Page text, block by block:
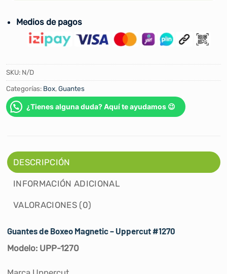
Medios de pagos
SKU: N/D
Categorías: Box,Guantes
¿Tienes alguna duda? Aquí te ayudamos 😉
DESCRIPCIÓN
INFORMACIÓN ADICIONAL
VALORACIONES (0)
Guantes de Boxeo Magnetic – Uppercut #1270
Modelo: UPP-1270